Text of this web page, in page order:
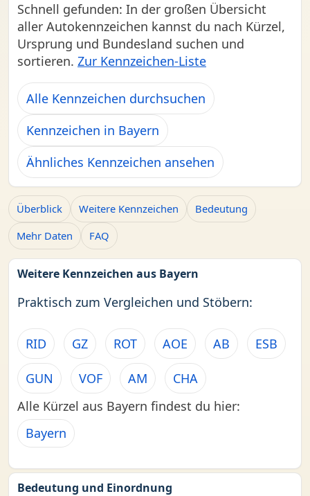
Schnell gefunden: In der großen Übersicht
aller Autokennzeichen kannst du nach Kürzel,
Ursprung und Bundesland suchen und
sortieren. Zur Kennzeichen-Liste
Alle Kennzeichen durchsuchen
Kennzeichen in Bayern
Ähnliches Kennzeichen ansehen
Überblick Weitere Kennzeichen
Bedeutung
Mehr Daten
FAQ
Weitere Kennzeichen aus Bayern
Praktisch zum Vergleichen und Stöbern:
RID GZ ROT AOE AB ESB
GUN VOF AM
CHA
Alle Kürzel aus Bayern findest du hier:
Bayern
Bedeutung und Einordnung